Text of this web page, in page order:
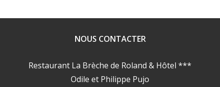
NOUS CONTACTER
Restaurant La Brèche de Roland & Hôtel ***
Odile et Philippe Pujo